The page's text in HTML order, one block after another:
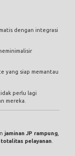
dengan integrasi
yang siap memantau
perlu lagi
mereka.
jaminan JP rampung
totalitas pelayanan